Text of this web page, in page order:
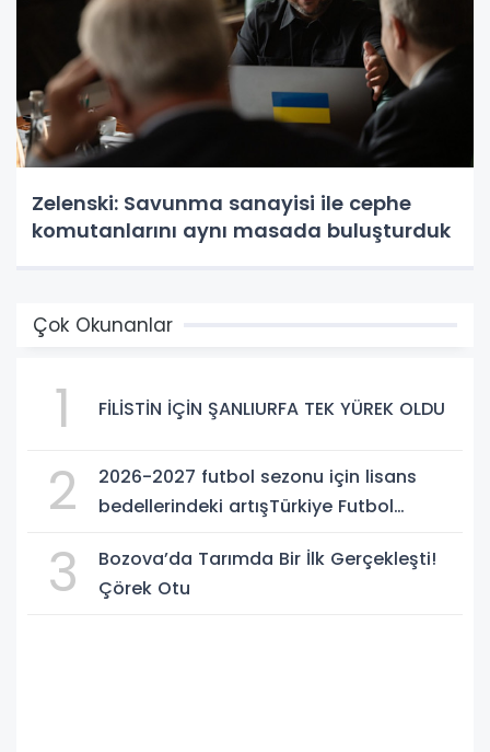
Zelenski: Savunma sanayisi ile cephe
komutanlarını aynı masada buluşturduk
Çok Okunanlar
1 FİLİSTİN İÇİN ŞANLIURFA TEK YÜREK OLDU
2
2026-2027 futbol sezonu için lisans
bedellerindeki artışTürkiye Futbol
3
Bozova’da Tarımda Bir İlk Gerçekleşti!
Çörek Otu